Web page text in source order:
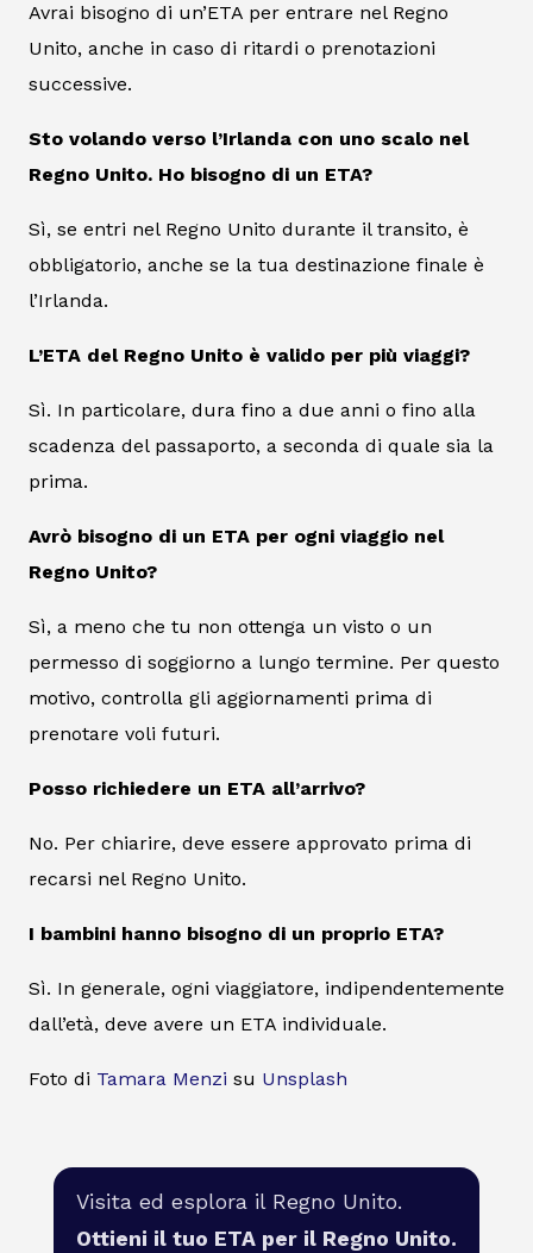
Avrai bisogno di un’ETA per entrare nel Regno
Unito, anche in caso di ritardi o prenotazioni
successive.
Sto volando verso l’Irlanda con uno scalo nel
Regno Unito. Ho bisogno di un ETA?
Sì, se entri nel Regno Unito durante il transito, è
obbligatorio, anche se la tua destinazione finale è
l’Irlanda.
L’ETA del Regno Unito è valido per più viaggi?
Sì. In particolare, dura fino a due anni o fino alla
scadenza del passaporto, a seconda di quale sia la
prima.
Avrò bisogno di un ETA per ogni viaggio nel
Regno Unito?
Sì, a meno che tu non ottenga un visto o un
permesso di soggiorno a lungo termine. Per questo
motivo, controlla gli aggiornamenti prima di
prenotare voli futuri.
Posso richiedere un ETA all’arrivo?
No. Per chiarire, deve essere approvato prima di
recarsi nel Regno Unito.
I bambini hanno bisogno di un proprio ETA?
Sì. In generale, ogni viaggiatore, indipendentemente
dall’età, deve avere un ETA individuale.
Foto di Tamara Menzi su Unsplash
Visita ed esplora il Regno Unito.
Ottieni il tuo ETA per il Regno Unito.